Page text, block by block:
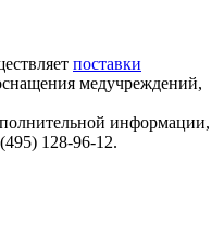
поставки
медучреждений,
информации,
128-96-12.